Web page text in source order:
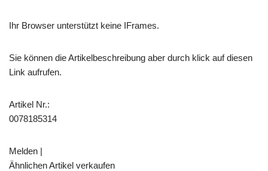
Ihr Browser unterstützt keine IFrames.
Sie können die Artikelbeschreibung aber durch klick auf diesen
Link aufrufen.
Artikel Nr.:
0078185314
Melden |
Ähnlichen Artikel verkaufen